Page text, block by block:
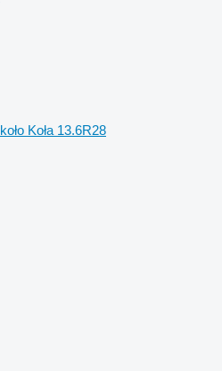
koło Koła 13.6R28